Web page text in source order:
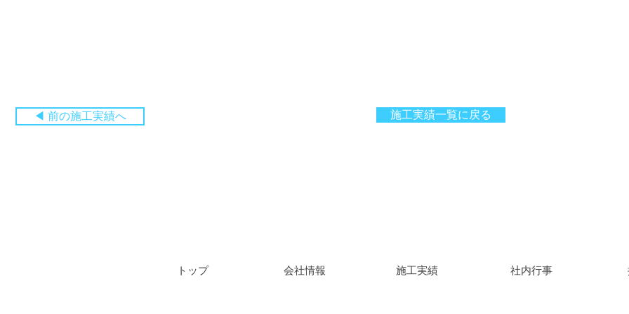
◀ 前の施工実績へ 施工実績一覧に戻る
​トップ 会社情報 施工実績 社内行事